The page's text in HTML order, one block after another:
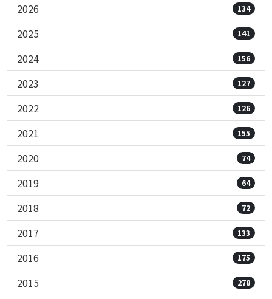
2026
134
2025 141
2024 156
2023 127
2022 126
2021 155
2020 74
2019 64
2018 72
2017 133
2016 175
2015 278